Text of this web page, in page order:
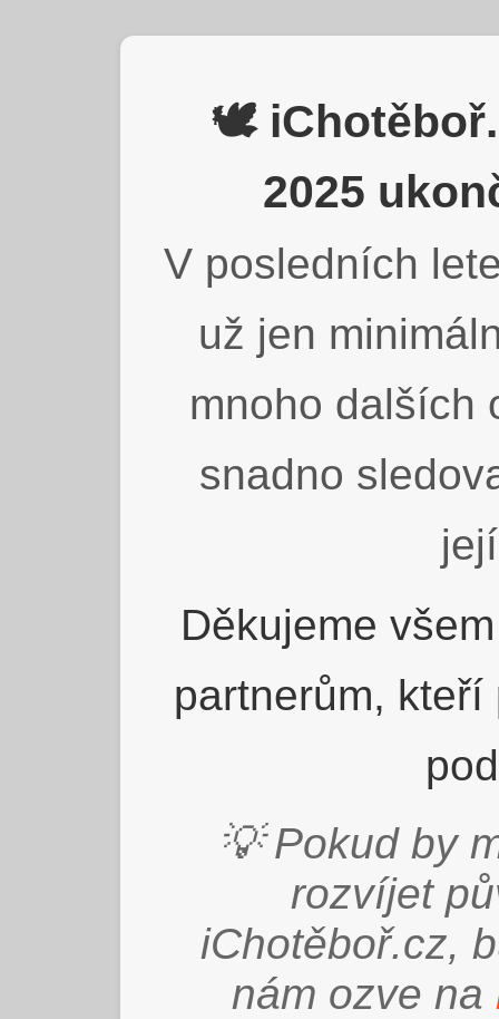
🕊️
2025
V posledních
už jen
mnoho dalších
snadno
Děkujeme
partnerům,
💡 Pokud by
rozvíjet
iChotěboř.cz,
nám ozve na